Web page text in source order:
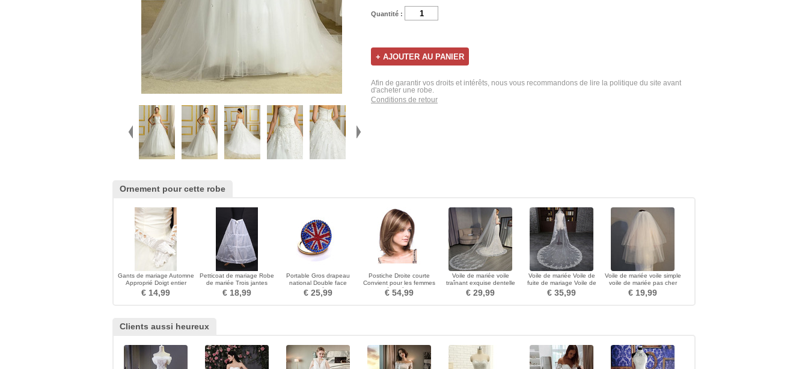
Quantité :
Afin de garantir vos droits et intérêts, nous vous recommandons de lire la politique du site avant
d'acheter une robe.
Conditions de retour
Ornement pour cette robe
Gants de mariage Automne
Approprié Doigt entier
Vintage rouge
€ 14,99
Petticoat de mariage Robe
de mariée Trois jantes
Simple la norme
€ 18,99
Portable Gros drapeau
national Double face
diamant incrusté M mot petit
miroir et peigne
€ 25,99
Postiche Droite courte
Convient pour les femmes
Matériau à haute
température
€ 54,99
Voile de mariée voile
traînant exquise dentelle
voile peigne cheveux
accessoires de mariage
€ 29,99
Voile de mariée Voile de
fuite de mariage Voile de
dentelle soluble dans l'eau
€ 35,99
Voile de mariée voile simple
voile de mariée pas cher
€ 19,99
Clients aussi heureux